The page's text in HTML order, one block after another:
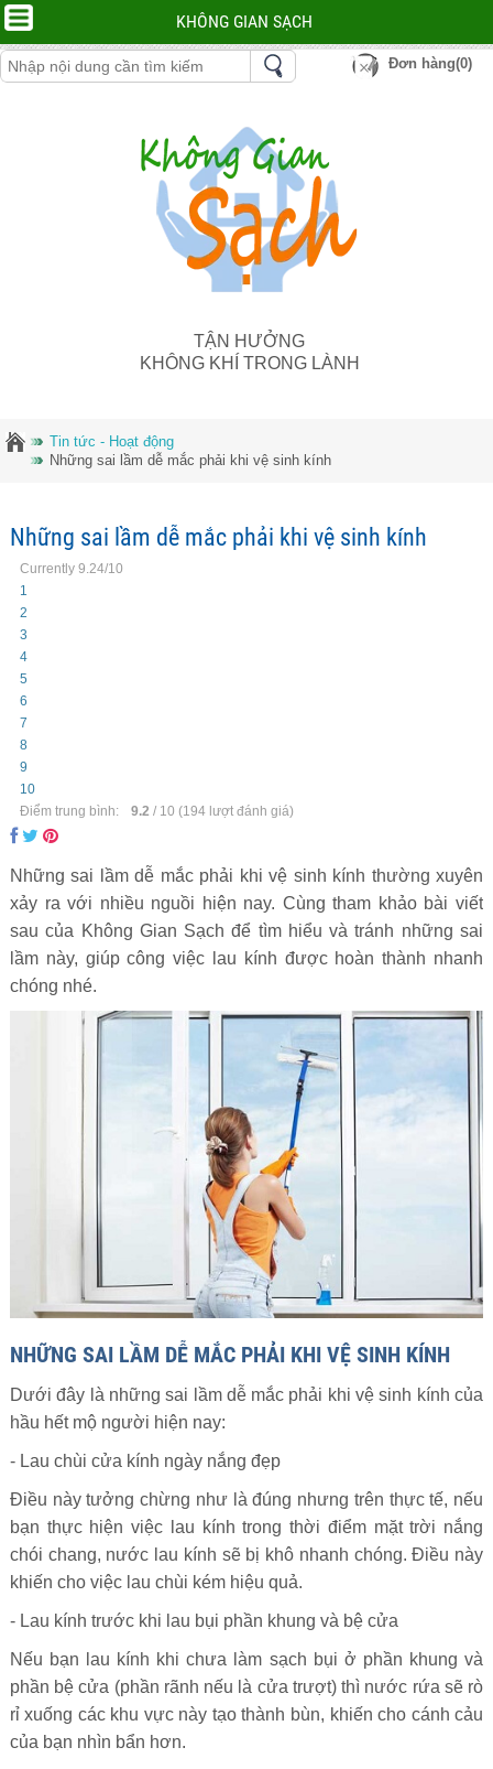
KHÔNG GIAN SẠCH
Đơn hàng(0)
TẬN HƯỞNG
KHÔNG KHÍ TRONG LÀNH
Tin tức - Hoạt động
Những sai lầm dễ mắc phải khi vệ sinh kính
Những sai lầm dễ mắc phải khi vệ sinh kính
Currently 9.24/10
1
2
3
4
5
6
7
8
9
10
Điểm trung bình:
9.2 / 10 (194lượt đánh giá)
Những sai lầm dễ mắc phải khi vệ sinh kính thường xuyên
xảy ra với nhiều nguồi hiện nay. Cùng tham khảo bài viết
sau của Không Gian Sạch để tìm hiểu và tránh những sai
lầm này, giúp công việc lau kính được hoàn thành nhanh
chóng nhé.
NHỮNG SAI LẦM DỄ MẮC PHẢI KHI VỆ SINH KÍNH
Dưới đây là những sai lầm dễ mắc phải khi vệ sinh kính của
hầu hết mộ người hiện nay:
- Lau chùi cửa kính ngày nắng đẹp
Điều này tưởng chừng như là đúng nhưng trên thực tế, nếu
bạn thực hiện việc lau kính trong thời điểm mặt trời nắng
chói chang, nước lau kính sẽ bị khô nhanh chóng. Điều này
khiến cho việc lau chùi kém hiệu quả.
- Lau kính trước khi lau bụi phần khung và bệ cửa
Nếu bạn lau kính khi chưa làm sạch bụi ở phần khung và
phần bệ cửa (phần rãnh nếu là cửa trượt) thì nước rứa sẽ rò
rỉ xuống các khu vực này tạo thành bùn, khiến cho cánh cảu
của bạn nhìn bẩn hơn.